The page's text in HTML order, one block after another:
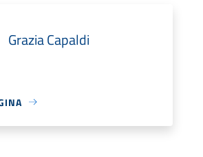
Grazia Capaldi